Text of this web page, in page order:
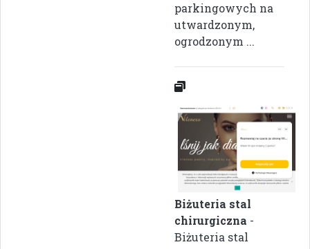
parkingowych na
utwardzonym,
ogrodzonym ...
Biżuteria stal
chirurgiczna -
Biżuteria stal